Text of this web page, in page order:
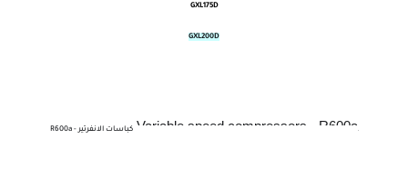
GXL175D
GXL200D
Variable speed compressors - R600a كباسات الانفرتير - R600a